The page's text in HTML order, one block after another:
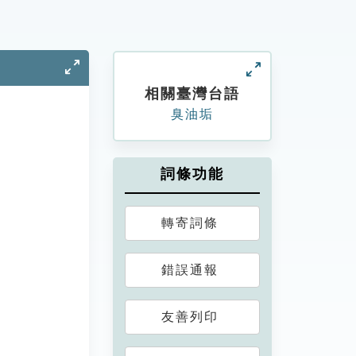
相關臺灣台語
臭油垢
詞條功能
轉寄詞條
錯誤通報
友善列印